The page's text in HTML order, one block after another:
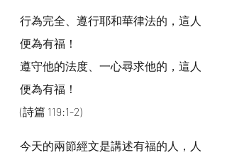
行為完全、遵行耶和華律法的，這人
便為有福！
遵守他的法度、一心尋求他的，這人
便為有福！
(詩篇 119:1-2)
今天的兩節經文是講述有福的人，人